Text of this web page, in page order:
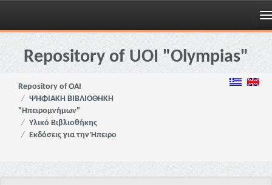
Skip
navigationRepository of UOI "Olympias"
Repository of OAI
ΨΗΦΙΑΚΗ ΒΙΒΛΙΟΘΗΚΗ
"Ηπειρομνήμων"
Υλικό Βιβλιοθήκης
Εκδόσεις για την Ήπειρο